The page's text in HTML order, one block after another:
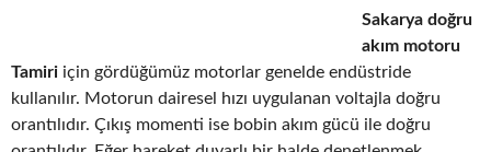
Sakarya doğru
akım motoru
Tamiri için gördüğümüz motorlar genelde endüstride
kullanılır. Motorun dairesel hızı uygulanan voltajla doğru
orantılıdır. Çıkış momenti ise bobin akım gücü ile doğru